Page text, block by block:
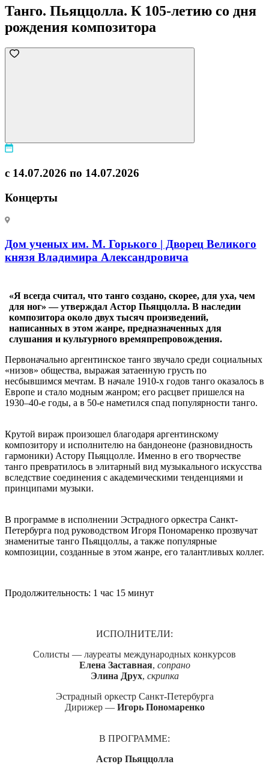
Танго. Пьяццолла. К 105-летию со дня
рождения композитора
с 14.07.2026 по 14.07.2026
Концерты
Дом ученых им. М. Горького | Дворец Великого
князя Владимира Александровича
«Я всегда считал, что танго создано, скорее, для уха, чем
для ног» — утверждал Астор Пьяццолла. В наследии
композитора около двух тысяч произведений,
написанных в этом жанре, предназначенных для
слушания и культурного времяпрепровождения.
Первоначально аргентинское танго звучало среди социальных
«низов» общества, выражая затаенную грусть по
несбывшимся мечтам. В начале 1910-х годов танго оказалось в
Европе и стало модным жанром; его расцвет пришелся на
1930–40-е годы, а в 50-е наметился спад популярности танго.
Крутой вираж произошел благодаря аргентинскому
композитору и исполнителю на бандонеоне (разновидность
гармоники) Астору Пьяццолле. Именно в его творчестве
танго превратилось в элитарный вид музыкального искусства
вследствие соединения с академическими тенденциями и
принципами музыки.
В программе в исполнении Эстрадного оркестра Санкт-
Петербурга под руководством Игоря Пономаренко прозвучат
знаменитые танго Пьяццоллы, а также популярные
композиции, созданные в этом жанре, его талантливых коллег.
Продолжительность: 1 час 15 минут
ИСПОЛНИТЕЛИ:
Солисты — лауреаты международных конкурсов
Елена Заставная, сопрано
Элина Друх, скрипка
Эстрадный оркестр Санкт-Петербурга
Дирижер — Игорь Пономаренко
В ПРОГРАММЕ:
Астор Пьяццолла